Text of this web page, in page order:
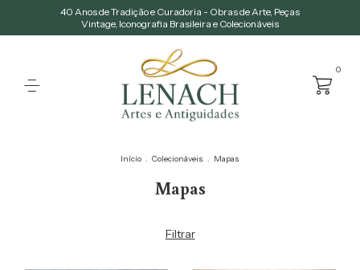
40 Anos de Tradição e Curadoria - Obras de Arte, Peças
Vintage, Iconografia Brasileira e Colecionáveis
0
Início . Colecionáveis . Mapas
Mapas
Filtrar